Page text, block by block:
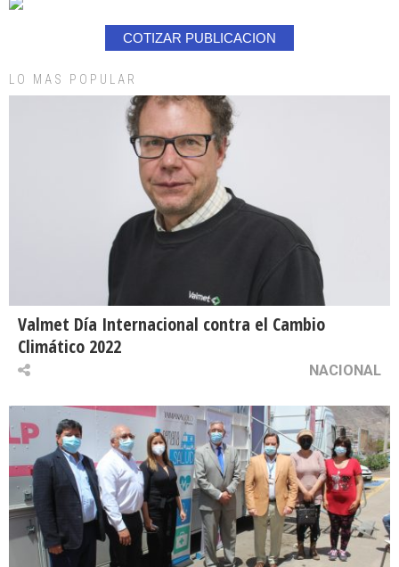
COTIZAR PUBLICACION
LO MAS POPULAR
Valmet Día Internacional contra el Cambio
Climático 2022
NACIONAL